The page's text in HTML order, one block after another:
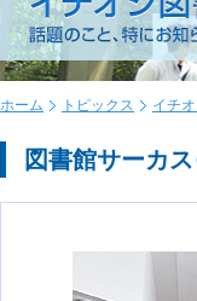
ホーム トピックス イチ
図書館サーカ